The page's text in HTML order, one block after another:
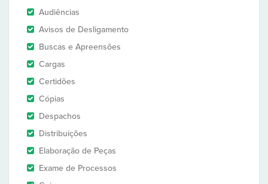
Audiências
Avisos de Desligamento
Buscas e Apreensões
Cargas
Certidões
Cópias
Despachos
Distribuições
Elaboração de Peças
Exame de Processos